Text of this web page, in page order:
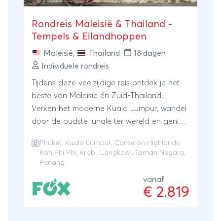
de verweneilanden Penang en Langkawi,
waar je kunt genieten van prachtige
stranden en de kalme zee. Shoppen,
snorkelen, duiken, uitgaan en cultuur
opsnuiven, het kan allemaal in Maleisië!
voor avontuurlijke reizigers, maar ook voor
wie de reis in zijn of haar eigen tempo wil
maken, met volop mogelijkheden om
andere solo of single reizigers te
Rondreis Maleisië & Thailand -
Tempels & Eilandhoppen
Maleisië, Thailand
18 dagen
Individuele rondreis
Tijdens deze veelzijdige reis ontdek je het
beste van Maleisië én Zuid-Thailand.
Verken het moderne Kuala Lumpur, wandel
door de oudste jungle ter wereld en geniet
hooglanden. Daarna reis je via cultureel
Penang en tropisch Langkawi naar de
stranden en helderblauwe zee zijn Krabi,
Koh Phi Phi en Phuket dé perfecte mix van
Phuket Kuala Lumpur Cameron Highlands
Koh Phi Phi
Krabi Langkawi Taman Negara
Penang
vanaf
€ 2.819